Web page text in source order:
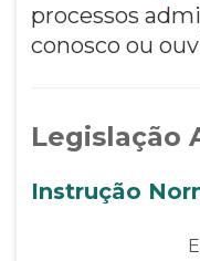
processos
conosco ou
Legislação
Instrução